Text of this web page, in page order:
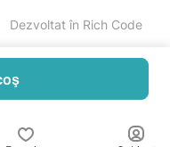
Dezvoltat în Rich Code